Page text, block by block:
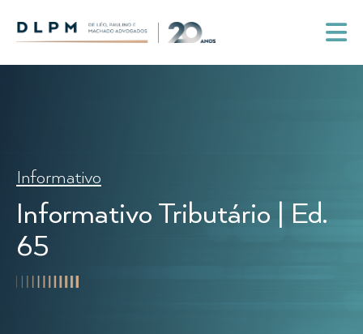
Informativo
Informativo Tributário | Ed.
65